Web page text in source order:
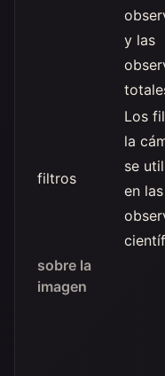
y las
filtros
Los
la
se
en las
sobre la
imagen